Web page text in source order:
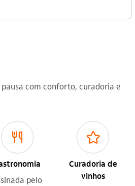
com conforto, curadoria e
alimentacao_outline
pelo
favorito_outline
Curadoria de
vinhos